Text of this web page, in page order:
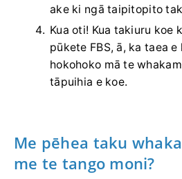
ake ki ngā taipitopito
Kua oti! Kua takiuru koe
pūkete FBS, ā, ka taea
hokohoko mā te
tāpuihia e koe.
Me pēhea taku
me te tango moni?